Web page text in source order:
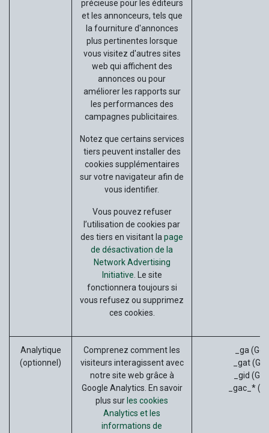
précieuse pour les éditeurs
et les annonceurs, tels que
la fourniture d'annonces
plus pertinentes lorsque
vous visitez d'autres sites
web qui affichent des
annonces ou pour
améliorer les rapports sur
les performances des
campagnes publicitaires.
Notez que certains services
tiers peuvent installer des
cookies supplémentaires
sur votre navigateur afin de
vous identifier.
Vous pouvez refuser
l’utilisation de cookies par
des tiers en visitant lapage
de désactivation de la
Network Advertising
Initiative. Le site
fonctionnera toujours si
vous refusez ou supprimez
ces cookies.
Analytique
(optionnel)
Comprenez comment les
visiteurs interagissent avec
notre site web grâce à
Google Analytics. En savoir
plus sur les cookies
Analytics et les
informations de
_ga
_gat
_gid
_gac_*